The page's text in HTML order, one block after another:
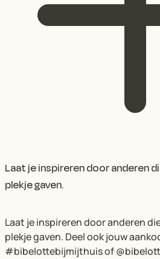
Laat je inspireren door anderen
plekje gaven.
Laat je inspireren door anderen
plekje gaven. Deel ook jouw
#bibelottebijmijthuis of